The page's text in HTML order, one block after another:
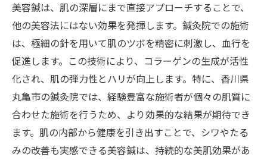
美容鍼は、肌の深層にまで直接アプローチすることで、
他の美容法にはない効果を発揮します。鍼灸院での施術
は、極細の針を用いて肌のツボを精密に刺激し、血行を
促進します。この技術により、コラーゲンの生成が活性
化され、肌の弾力性とハリが向上します。特に、香川県
丸亀市の鍼灸院では、経験豊富な施術者が個々の肌質に
合わせた施術を行うため、より効果的な結果が期待でき
ます。肌の内部から健康を引き出すことで、シワやたる
みの改善も実感できる美容鍼は、持続的な美肌効果があ